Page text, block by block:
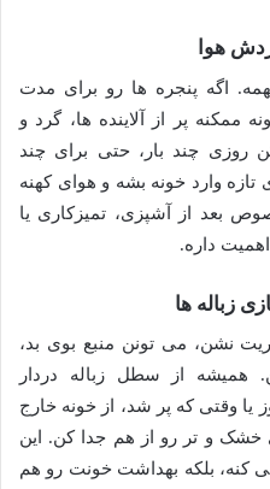
هوا
اگه پنجره ها رو برای مدت
ممکنه پر از آلاینده ها، گرد و
چند بار، حتی برای چند
تازه وارد خونه بشه و هوای کهنه
بعد از آشپزی، تمیزکاری یا
داره.
زباله ها
نشن، می تونن منبع بوی بد،
از سطل زباله دردار
یا وقتی که پر شد، از خونه خارج
خشک و تر رو از هم جدا کن. این
کنه، بلکه بهداشت خونت رو هم